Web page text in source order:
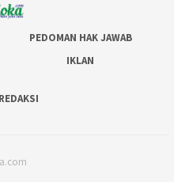
PEDOMAN HAK JAWAB
IKLAN